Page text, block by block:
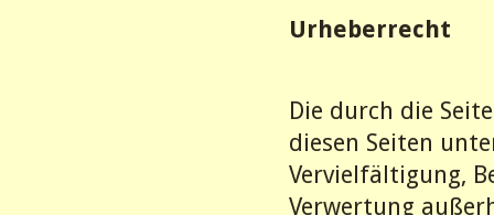
Urheberrecht
Die durch die
diesen Seiten
Vervielfältigung,
Verwertung